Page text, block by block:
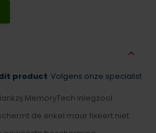
product Volgens onze specialist
MemoryTech inlegzool.
de enkel maar fixeert niet.